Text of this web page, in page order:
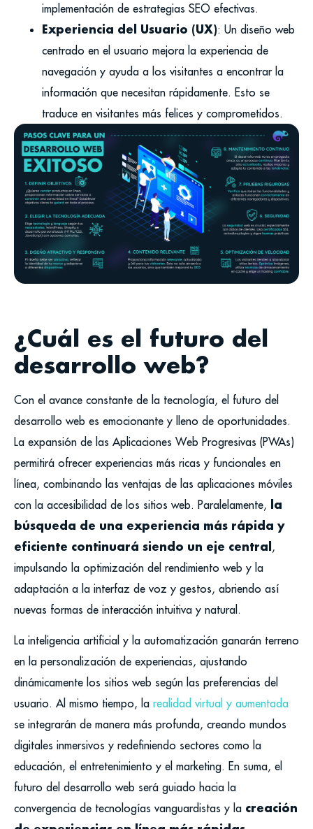
implementación de estrategias SEO efectivas.
Experiencia del Usuario (UX): Un diseño web
centrado en el usuario mejora la experiencia de
navegación y ayuda a los visitantes a encontrar la
información que necesitan rápidamente. Esto se
traduce en visitantes más felices y comprometidos.
¿Cuál es el futuro del
desarrollo web?
Con el avance constante de la tecnología, el futuro del
desarrollo web es emocionante y lleno de oportunidades.
La expansión de las Aplicaciones Web Progresivas (PWAs)
permitirá ofrecer experiencias más ricas y funcionales en
línea, combinando las ventajas de las aplicaciones móviles
con la accesibilidad de los sitios web. Paralelamente, la
búsqueda de una experiencia más rápida y
eficiente continuará siendo un eje central ,
impulsando la optimización del rendimiento web y la
adaptación a la interfaz de voz y gestos, abriendo así
nuevas formas de interacción intuitiva y natural.
La inteligencia artificial y la automatización ganarán terreno
en la personalización de experiencias, ajustando
dinámicamente los sitios web según las preferencias del
usuario. Al mismo tiempo, la realidad virtual y aumentada
se integrarán de manera más profunda, creando mundos
digitales inmersivos y redefiniendo sectores como la
educación, el entretenimiento y el marketing. En suma, el
futuro del desarrollo web será guiado hacia la
convergencia de tecnologías vanguardistas y la creación